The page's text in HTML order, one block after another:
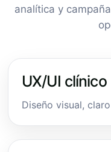
analítica y
UX/UI clínico
Diseño visual,